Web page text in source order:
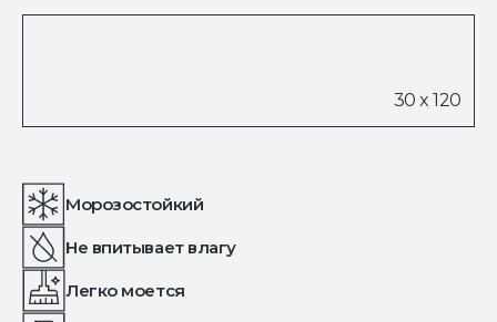
Морозостойкий
Не впитывает влагу
Легко моется